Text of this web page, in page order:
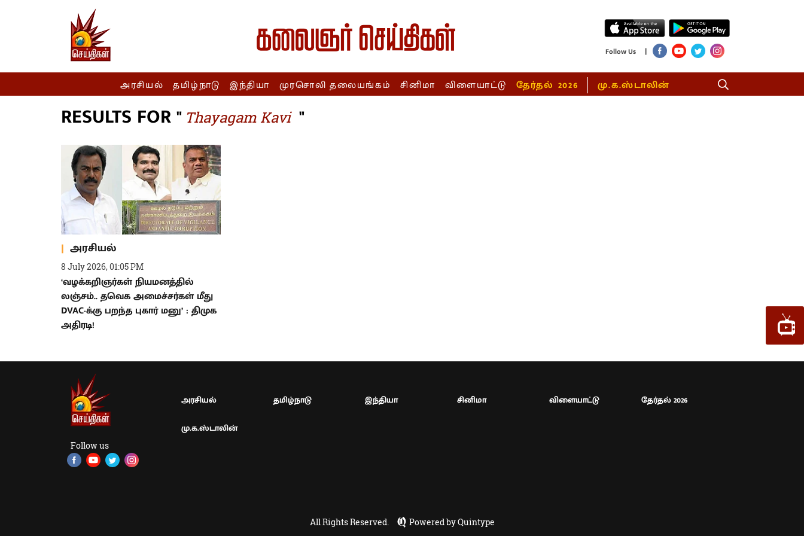
Follow Us |
அரசியல் தமிழ்நாடு இந்தியா முரசொலி தலையங்கம் சினிமா விளையாட்டு தேர்தல் 2026 மு.க.ஸ்டாலின்
RESULTS FOR " Thayagam Kavi "
அரசியல்
8 July 2026, 01:05 PM
‘வழக்கறிஞர்கள் நியமனத்தில்
லஞ்சம்.. தவெக அமைச்சர்கள் மீது
DVAC-க்கு பறந்த புகார் மனு’ : திமுக
அதிரடி!
Follow us
அரசியல் தமிழ்நாடு இந்தியா சினிமா விளையாட்டு தேர்தல் 2026
மு.க.ஸ்டாலின்
All Rights Reserved. Powered by Quintype